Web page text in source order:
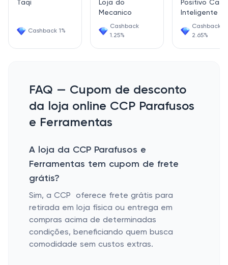
Taqi
Cashback 1%
Loja do
Mecanico
Cashback
1.25%
Positivo Casa
Inteligente
Cashback
2.65%
FAQ — Cupom de desconto
da loja online CCP Parafusos
e Ferramentas
A loja da CCP Parafusos e
Ferramentas tem cupom de frete
grátis?
Sim, a CCP oferece frete grátis para
retirada em loja física ou entrega em
compras acima de determinadas
condições, beneficiando quem busca
comodidade sem custos extras.